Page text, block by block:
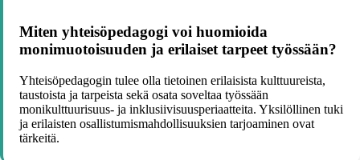
Miten yhteisöpedagogi voi huomioida
monimuotoisuuden ja erilaiset tarpeet työssään?
Yhteisöpedagogin tulee olla tietoinen erilaisista kulttuureista,
taustoista ja tarpeista sekä osata soveltaa työssään
monikulttuurisuus- ja inklusiivisuusperiaatteita. Yksilöllinen tuki
ja erilaisten osallistumismahdollisuuksien tarjoaminen ovat
tärkeitä.